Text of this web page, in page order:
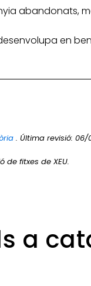
abandonats,
en
. Última revisió: 06/
fitxes de XEU.
a